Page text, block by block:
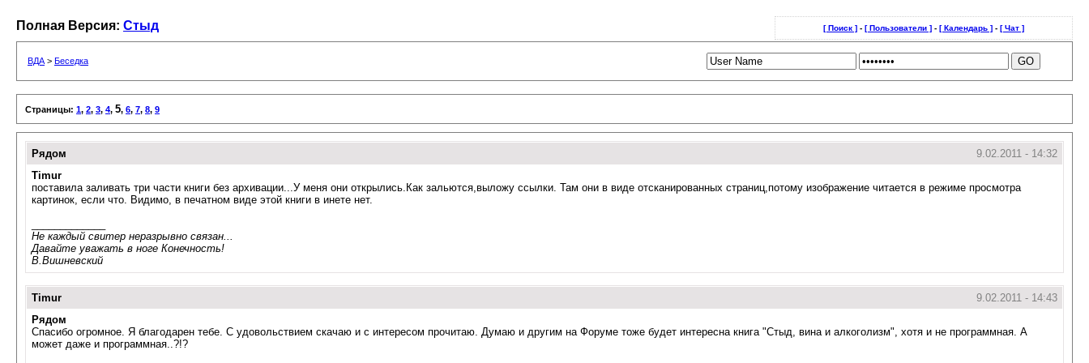
[ Поиск ] - [ Пользователи ] - [ Календарь ] - [ Чат ]
Полная Версия: Стыд
ВДА > Беседка
Страницы: 1, 2, 3, 4, 5, 6, 7, 8, 9
Рядом
9.02.2011 - 14:32
Timur
поставила заливать три части книги без архивации...У меня они открылись.Как зальются,выложу ссылки. Там они в виде отсканированных страниц,потому изображение читается в режиме просмотра
картинок, если что. Видимо, в печатном виде этой книги в инете нет.
Не каждый свитер неразрывно связан...
Давайте уважать в ноге Конечность!
В.Вишневский
Timur
9.02.2011 - 14:43
Рядом
Спасибо огромное. Я благодарен тебе. С удовольствием скачаю и с интересом прочитаю. Думаю и другим на Форуме тоже будет интересна книга "Стыд, вина и алкоголизм", хотя и не программная. А
может даже и программная..?!?